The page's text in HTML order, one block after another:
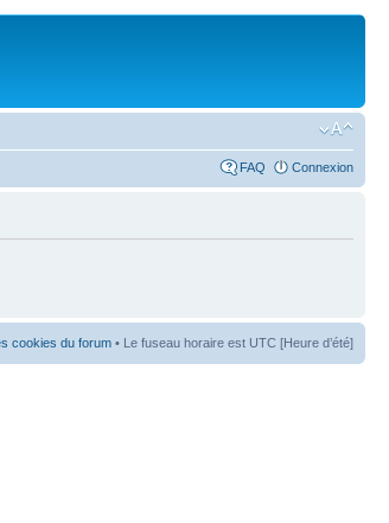
FAQ Connexion
cookies du forum • Le fuseau horaire est UTC [Heure d’été]